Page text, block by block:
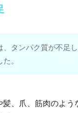
、タンパク質が不足
た。
髪、爪、筋肉のよう